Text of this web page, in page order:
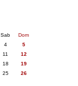
Sab
Dom
4
5
11
12
18
19
25
26